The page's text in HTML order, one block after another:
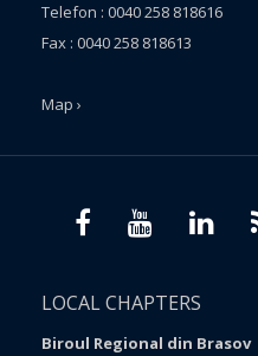
Telefon : 0040 258 818616
Fax : 0040 258 818613
Map ›
LOCAL CHAPTERS
Biroul Regional din Brasov